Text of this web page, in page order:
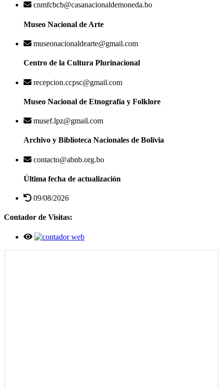
cnmfcbcb@casanacionaldemoneda.bo
Museo Nacional de Arte
museonacionaldearte@gmail.com
Centro de la Cultura Plurinacional
recepcion.ccpsc@gmail.com
Museo Nacional de Etnografía y Folklore
musef.lpz@gmail.com
Archivo y Biblioteca Nacionales de Bolivia
contacto@abnb.org.bo
Última fecha de actualización
09/08/2026
Contador de Visitas: